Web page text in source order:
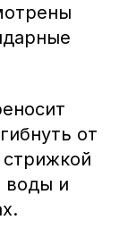
от
воды и